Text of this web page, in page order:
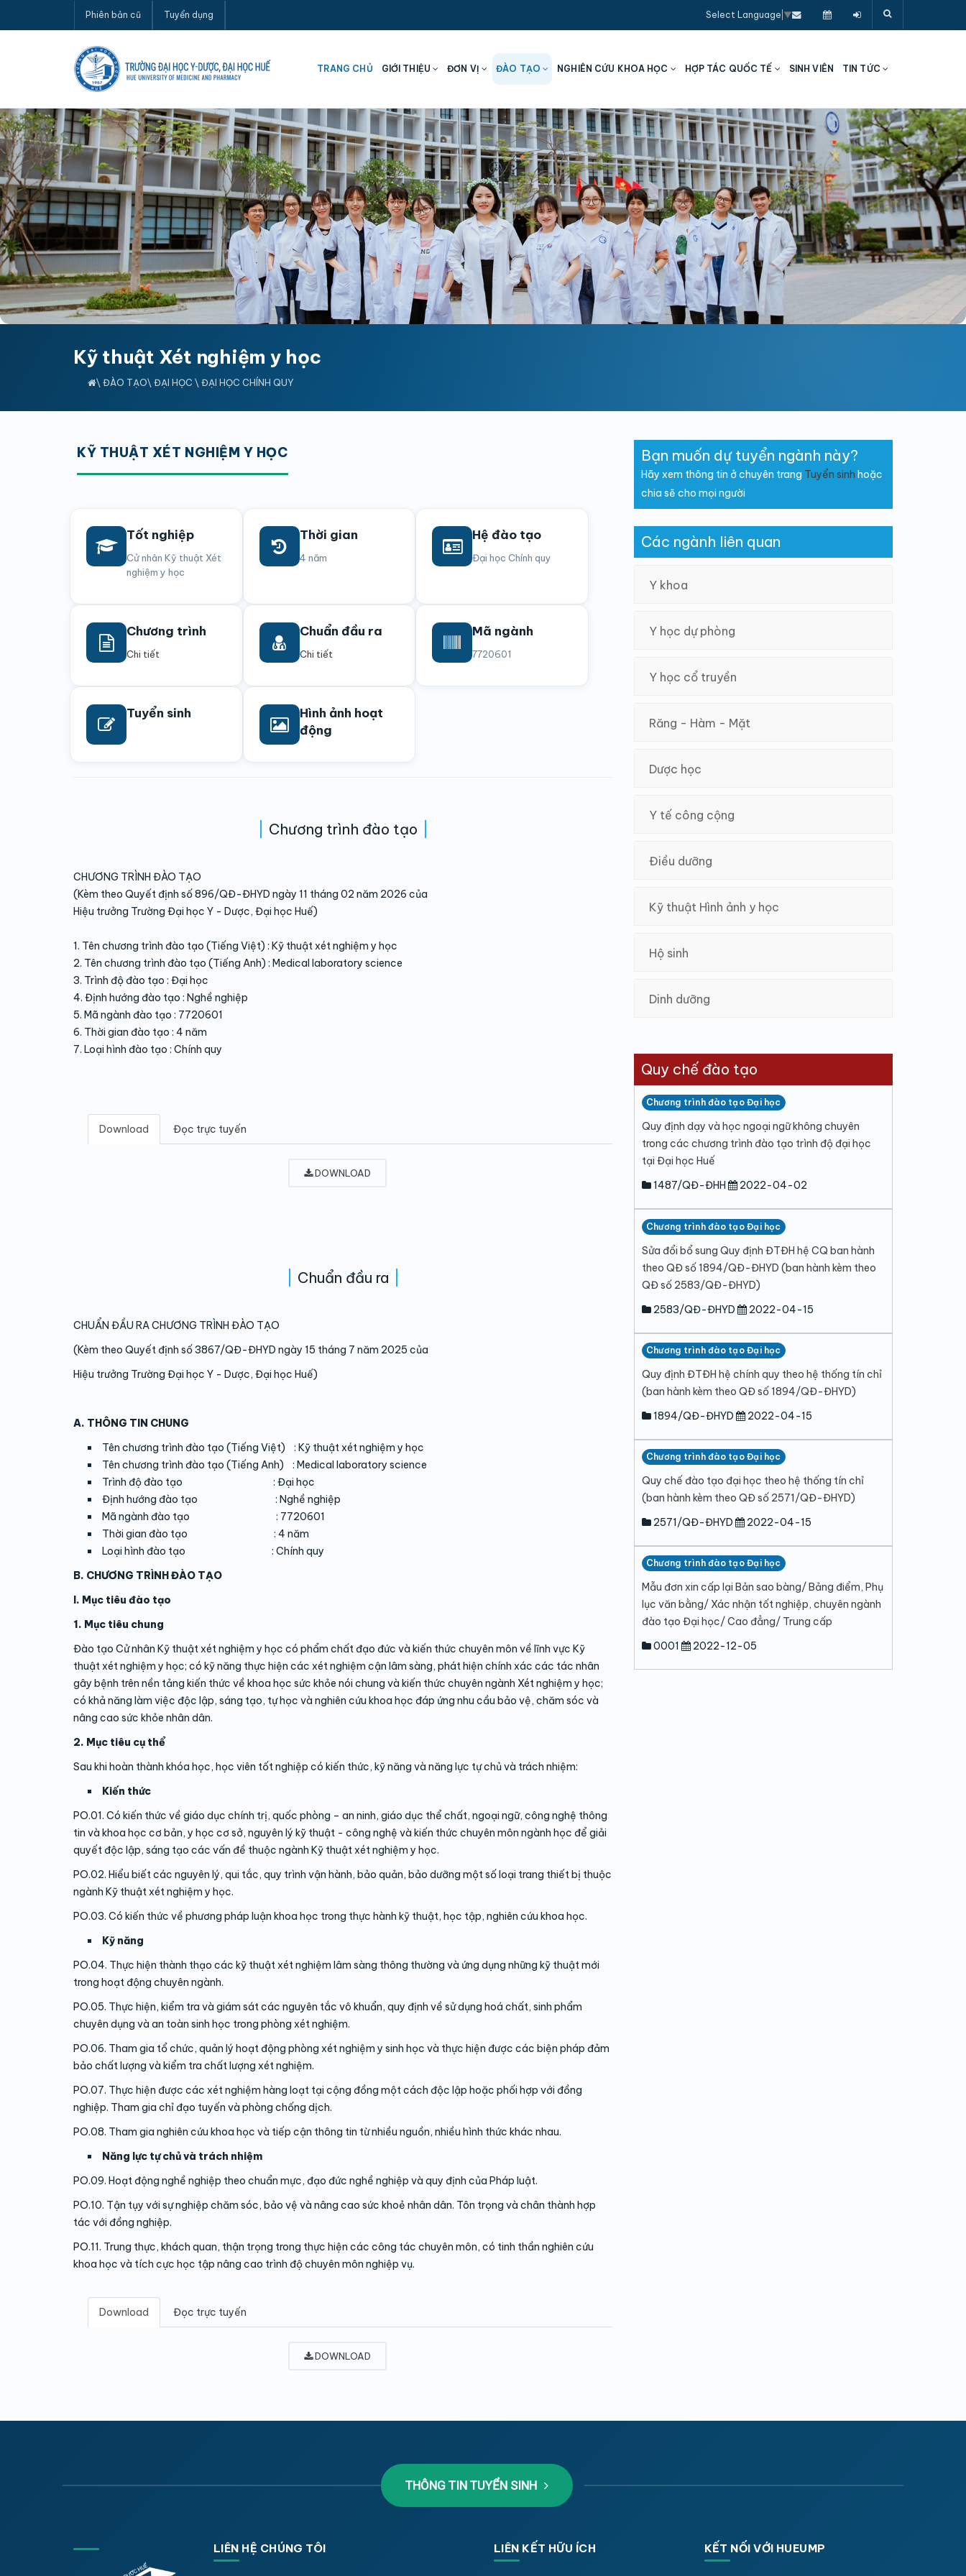
Phiên bản cũ Tuyển dụng Select Language ▼
TRANG CHỦ GIỚI THIỆU ĐƠN VỊ ĐÀO TẠO NGHIÊN CỨU KHOA HỌC HỢP TÁC QUỐC TẾ SINH VIÊN TIN TỨC
Kỹ thuật Xét nghiệm y học
\ ĐÀO TẠO\ ĐẠI HỌC \ ĐẠI HỌC CHÍNH QUY
KỸ THUẬT XÉT NGHIỆM Y HỌC
Tốt nghiệp
Cử nhân Kỹ thuật Xét
nghiệm y học
Thời gian
4 năm
Hệ đào tạo
Đại học Chính quy
Chương trình
Chi tiết
Chuẩn đầu ra
Chi tiết
Mã ngành
7720601
Tuyển sinh
Hình ảnh hoạt
động
Chương trình đào tạo
CHƯƠNG TRÌNH ĐÀO TẠO
(Kèm theo Quyết định số 896/QĐ-ĐHYD ngày 11 tháng 02 năm 2026 của
Hiệu trưởng Trường Đại học Y - Dược, Đại học Huế)
1. Tên chương trình đào tạo (Tiếng Việt) : Kỹ thuật xét nghiệm y học
2. Tên chương trình đào tạo (Tiếng Anh) : Medical laboratory science
3. Trình độ đào tạo : Đại học
4. Định hướng đào tạo : Nghề nghiệp
5. Mã ngành đào tạo : 7720601
6. Thời gian đào tạo : 4 năm
7. Loại hình đào tạo : Chính quy
Download Đọc trực tuyến
DOWNLOAD
Chuẩn đầu ra
CHUẨN ĐẦU RA CHƯƠNG TRÌNH ĐÀO TẠO
(Kèm theo Quyết định số 3867/QĐ-ĐHYD ngày 15 tháng 7 năm 2025 của
Hiệu trưởng Trường Đại học Y - Dược, Đại học Huế)
A. THÔNG TIN CHUNG
Tên chương trình đào tạo (Tiếng Việt) : Kỹ thuật xét nghiệm y học
Tên chương trình đào tạo (Tiếng Anh) : Medical laboratory science
Trình độ đào tạo : Đại học
Định hướng đào tạo : Nghề nghiệp
Mã ngành đào tạo : 7720601
Thời gian đào tạo : 4 năm
Loại hình đào tạo : Chính quy
B. CHƯƠNG TRÌNH ĐÀO TẠO
I. Mục tiêu đào tạo
1. Mục tiêu chung
Đào tạo Cử nhân Kỹ thuật xét nghiệm y học có phẩm chất đạo đức và kiến thức chuyên môn về lĩnh vực Kỹ
thuật xét nghiệm y học; có kỹ năng thực hiện các xét nghiệm cận lâm sàng, phát hiện chính xác các tác nhân
gây bệnh trên nền tảng kiến thức về khoa học sức khỏe nói chung và kiến thức chuyên ngành Xét nghiệm y học;
có khả năng làm việc độc lập, sáng tạo, tự học và nghiên cứu khoa học đáp ứng nhu cầu bảo vệ, chăm sóc và
nâng cao sức khỏe nhân dân.
2. Mục tiêu cụ thể
Sau khi hoàn thành khóa học, học viên tốt nghiệp có kiến thức, kỹ năng và năng lực tự chủ và trách nhiệm:
Kiến thức
PO.01. Có kiến thức về giáo dục chính trị, quốc phòng – an ninh, giáo dục thể chất, ngoại ngữ, công nghệ thông
tin và khoa học cơ bản, y học cơ sở, nguyên lý kỹ thuật - công nghệ và kiến thức chuyên môn ngành học để giải
quyết độc lập, sáng tạo các vấn đề thuộc ngành Kỹ thuật xét nghiệm y học.
PO.02. Hiểu biết các nguyên lý, qui tắc, quy trình vận hành, bảo quản, bảo dưỡng một số loại trang thiết bị thuộc
ngành Kỹ thuật xét nghiệm y học.
PO.03. Có kiến thức về phương pháp luận khoa học trong thực hành kỹ thuật, học tập, nghiên cứu khoa học.
Kỹ năng
PO.04. Thực hiện thành thạo các kỹ thuật xét nghiệm lâm sàng thông thường và ứng dụng những kỹ thuật mới
trong hoạt động chuyên ngành.
PO.05. Thực hiện, kiểm tra và giám sát các nguyên tắc vô khuẩn, quy định về sử dụng hoá chất, sinh phẩm
chuyên dụng và an toàn sinh học trong phòng xét nghiệm.
PO.06. Tham gia tổ chức, quản lý hoạt động phòng xét nghiệm y sinh học và thực hiện được các biện pháp đảm
bảo chất lượng và kiểm tra chất lượng xét nghiệm.
PO.07. Thực hiện được các xét nghiệm hàng loạt tại cộng đồng một cách độc lập hoặc phối hợp với đồng
nghiệp. Tham gia chỉ đạo tuyến và phòng chống dịch.
PO.08. Tham gia nghiên cứu khoa học và tiếp cận thông tin từ nhiều nguồn, nhiều hình thức khác nhau.
Năng lực tự chủ và trách nhiệm
PO.09. Hoạt động nghề nghiệp theo chuẩn mực, đạo đức nghề nghiệp và quy định của Pháp luật.
PO.10. Tận tụy với sự nghiệp chăm sóc, bảo vệ và nâng cao sức khoẻ nhân dân. Tôn trọng và chân thành hợp
tác với đồng nghiệp.
PO.11. Trung thực, khách quan, thận trọng trong thực hiện các công tác chuyên môn, có tinh thần nghiên cứu
khoa học và tích cực học tập nâng cao trình độ chuyên môn nghiệp vụ.
Download Đọc trực tuyến
DOWNLOAD
Bạn muốn dự tuyển ngành này?
Hãy xem thông tin ở chuyên trang Tuyển sinh hoặc
chia sẽ cho mọi người
Các ngành liên quan
Y khoa
Y học dự phòng
Y học cổ truyền
Răng - Hàm - Mặt
Dược học
Y tế công cộng
Điều dưỡng
Kỹ thuật Hình ảnh y học
Hộ sinh
Dinh dưỡng
Quy chế đào tạo
Chương trình đào tạo Đại học
Quy định dạy và học ngoại ngữ không chuyên
trong các chương trình đào tạo trình độ đại học
tại Đại học Huế
1487/QĐ-ĐHH
2022-04-02
Chương trình đào tạo Đại học
Sửa đổi bổ sung Quy định ĐTĐH hệ CQ ban hành
theo QĐ số 1894/QĐ-ĐHYD (ban hành kèm theo
QĐ số 2583/QĐ-ĐHYD)
2583/QĐ-ĐHYD
2022-04-15
Chương trình đào tạo Đại học
Quy định ĐTĐH hệ chính quy theo hệ thống tín chỉ
(ban hành kèm theo QĐ số 1894/QĐ-ĐHYD)
1894/QĐ-ĐHYD
2022-04-15
Chương trình đào tạo Đại học
Quy chế đào tạo đại học theo hệ thống tín chỉ
(ban hành kèm theo QĐ số 2571/QĐ-ĐHYD)
2571/QĐ-ĐHYD
2022-04-15
Chương trình đào tạo Đại học
Mẫu đơn xin cấp lại Bản sao bàng/ Bảng điểm, Phụ
lục văn bằng/ Xác nhận tốt nghiệp, chuyên ngành
đào tạo Đại học/ Cao đẳng/ Trung cấp
0001
2022-12-05
THÔNG TIN TUYỂN SINH
LIÊN HỆ CHÚNG TÔI LIÊN KẾT HỮU ÍCH KẾT NỐI VỚI HUEUMP